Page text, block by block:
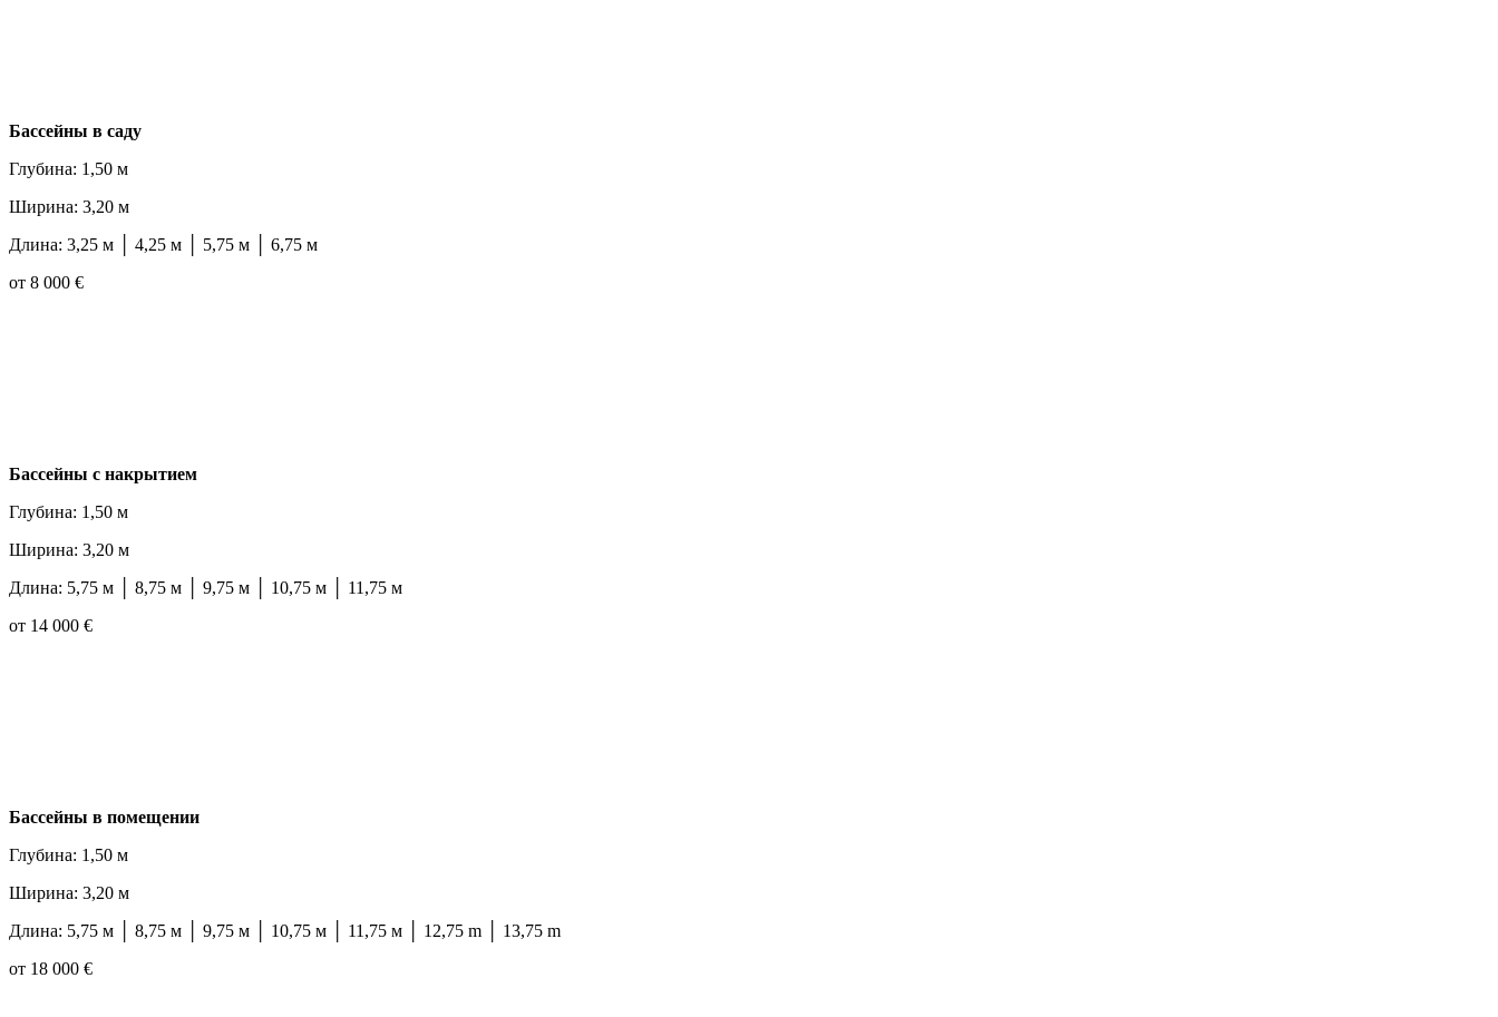
Бассейны в саду
Глубина: 1,50 м
Ширина: 3,20 м
Длина: 3,25 м │ 4,25 м │ 5,75 м │ 6,75 м
от 8 000 €
Бассейны с накрытием
Глубина: 1,50 м
Ширина: 3,20 м
Длина: 5,75 м │ 8,75 м │ 9,75 м │ 10,75 м │ 11,75 м
от 14 000 €
Бассейны в помещении
Глубина: 1,50 м
Ширина: 3,20 м
Длина: 5,75 м │ 8,75 м │ 9,75 м │ 10,75 м │ 11,75 м │ 12,75 m │ 13,75 m
от 18 000 €